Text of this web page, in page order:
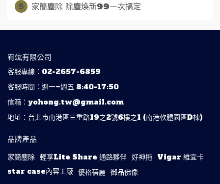
5
家簡塵除 除塵煥新99一次搞定
宥竑有限公司
客服專線：02-2657-6859
客服時間：週一~週五 8:40-17:50
信箱：yohong.tw@gmail.com
地址：台北市南港區三重路19之2號6樓之1 (南港軟體園區D棟)
品牌產品
家簡塵除 輕享Lite Share 通路夥伴 好神拖 Vigar 維宜卡
star case內容工廠 優格蓓麗 御品佛像